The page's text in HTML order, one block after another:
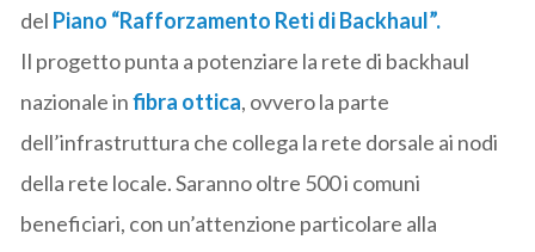
del Piano “Rafforzamento Reti di Backhaul”.
Il progetto punta a potenziare la rete di backhaul
nazionale infibra ottica, ovvero la parte
dell’infrastruttura che collega la rete dorsale ai nodi
della rete locale. Saranno oltre 500 i comuni
beneficiari, con un’attenzione particolare alla